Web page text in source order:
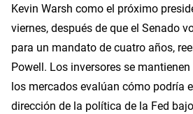
Kevin Warsh como el próximo
viernes, después de que el Senado
para un mandato de cuatro años,
Powell. Los inversores se
los mercados evalúan cómo podría
dirección de la política de la Fed